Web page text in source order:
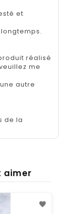
et
réalisé
me
autre
de la
aimer